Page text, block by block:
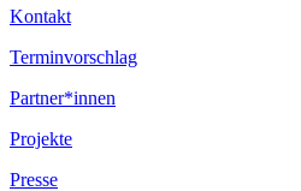
Kontakt
Terminvorschlag
Partner*innen
Projekte
Presse